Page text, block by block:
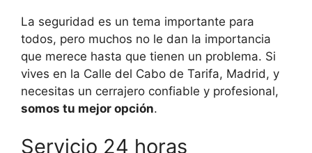
La seguridad es un tema importante para
todos, pero muchos no le dan la importancia
que merece hasta que tienen un problema. Si
vives en la Calle del Cabo de Tarifa, Madrid, y
necesitas un cerrajero confiable y profesional,
somos tu mejor opción.
Servicio 24 horas